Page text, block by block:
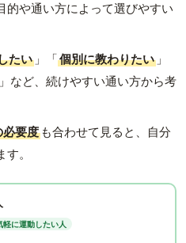
的や通い方によって選びやすい
たい 」「個別に教わりたい 」
」など、続けやすい通い方から考
必要度 も合わせて見ると、自分
。
軽に運動したい人